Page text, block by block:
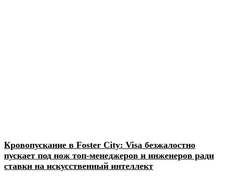
Кровопускание в Foster City: Visa безжалостно
пускает под нож топ-менеджеров и инженеров ради
ставки на искусственный интеллект